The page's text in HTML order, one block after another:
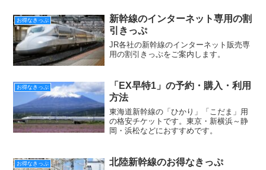
お得なきっぷ
新幹線のインターネット専用の割
引きっぷ
JR各社の新幹線のインターネット販売専
用の割引きっぷをご案内します。
お得なきっぷ
「EX早特1」の予約・購入・利用
方法
東海道新幹線の「ひかり」「こだま」用
の格安チケットです。東京・新横浜～静
岡・浜松などにおすすめです。
お得なきっぷ 北陸新幹線のお得なきっぷ